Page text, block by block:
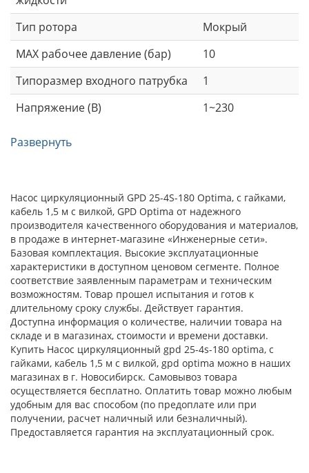
Тип ротора
Мокрый
MAX рабочее давление (бар)
10
Типоразмер входного патрубка
1
Напряжение (В)
1~230
Развернуть
Насос циркуляционный GPD 25-4S-180 Optima, с гайками,
кабель 1,5 м с вилкой, GPD Optima от надежного
производителя качественного оборудования и материалов,
в продаже в интернет-магазине «Инженерные сети».
Базовая комплектация. Высокие эксплуатационные
характеристики в доступном ценовом сегменте. Полное
соответствие заявленным параметрам и техническим
возможностям. Товар прошел испытания и готов к
длительному сроку службы. Действует гарантия.
Доступна информация о количестве, наличии товара на
складе и в магазинах, стоимости и времени доставки.
Купить Насос циркуляционный gpd 25-4s-180 optima, с
гайками, кабель 1,5 м с вилкой, gpd optima можно в наших
магазинах в г. Новосибирск. Самовывоз товара
осуществляется бесплатно. Оплатить товар можно любым
удобным для вас способом (по предоплате или при
получении, расчет наличный или безналичный).
Предоставляется гарантия на эксплуатационный срок.